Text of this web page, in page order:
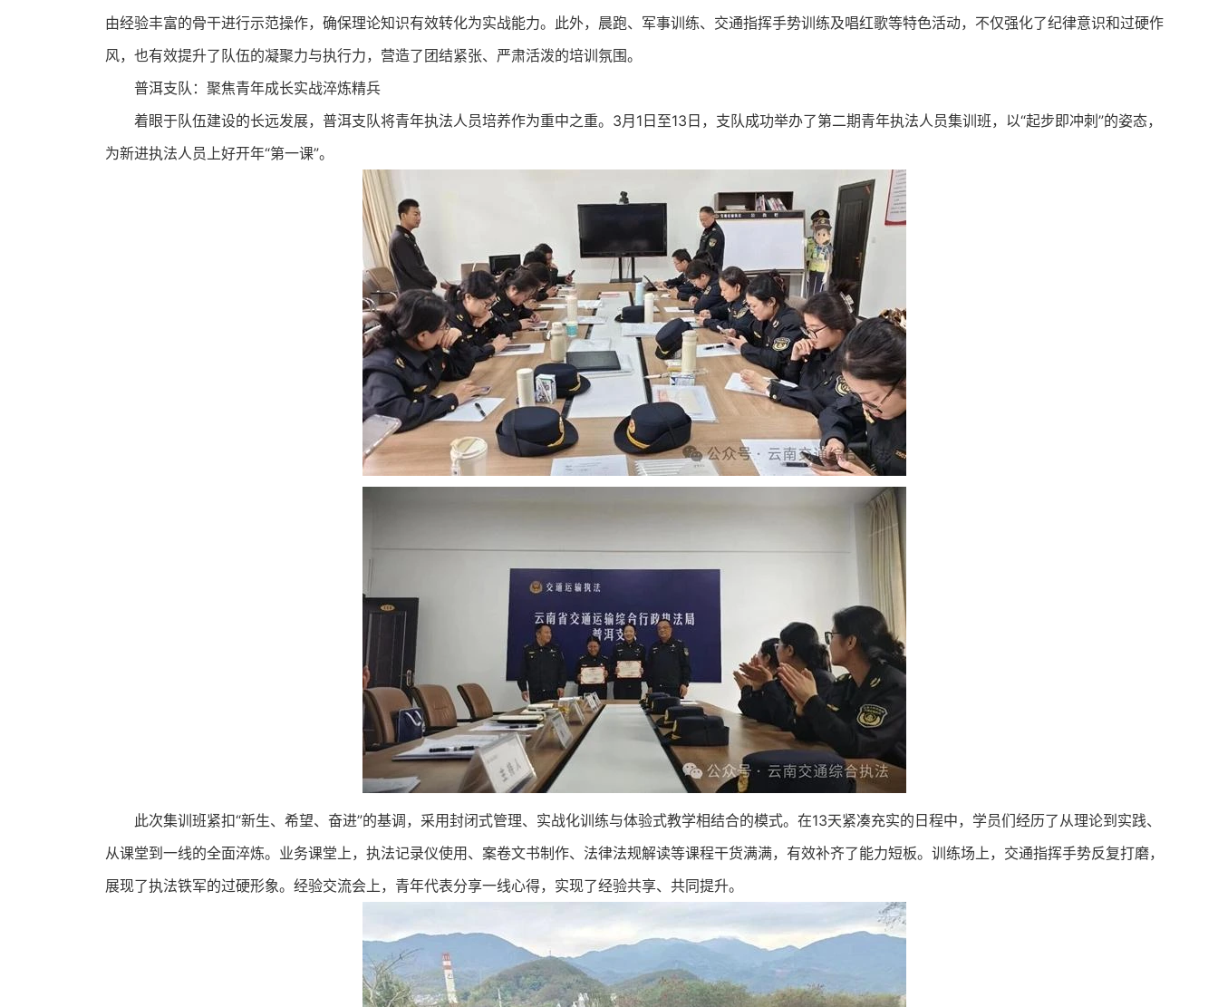
由经验丰富的骨干进行示范操作，确保理论知识有效转化为实战能力。此外，晨跑、军事训练、交通指挥手势训练及唱红歌等特色活动，不仅强化了纪律意识和过硬作
风，也有效提升了队伍的凝聚力与执行力，营造了团结紧张、严肃活泼的培训氛围。
普洱支队：聚焦青年成长实战淬炼精兵
着眼于队伍建设的长远发展，普洱支队将青年执法人员培养作为重中之重。3月1日至13日，支队成功举办了第二期青年执法人员集训班，以“起步即冲刺”的姿态，
为新进执法人员上好开年“第一课”。
此次集训班紧扣“新生、希望、奋进”的基调，采用封闭式管理、实战化训练与体验式教学相结合的模式。在13天紧凑充实的日程中，学员们经历了从理论到实践、
从课堂到一线的全面淬炼。业务课堂上，执法记录仪使用、案卷文书制作、法律法规解读等课程干货满满，有效补齐了能力短板。训练场上，交通指挥手势反复打磨，
展现了执法铁军的过硬形象。经验交流会上，青年代表分享一线心得，实现了经验共享、共同提升。